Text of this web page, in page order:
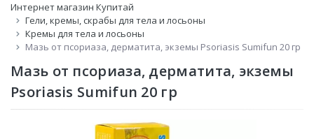
Интернет магазин Купитай
Гели, кремы, скрабы для тела и лосьоны
Кремы для тела и лосьоны
Мазь от псориаза, дерматита, экземы Psoriasis Sumifun 20 гр
Мазь от псориаза, дерматита, экземы
Psoriasis Sumifun 20 гр